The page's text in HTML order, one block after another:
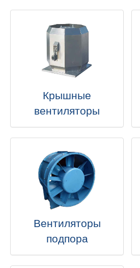
Крышные
вентиляторы
Вентиляторы
подпора